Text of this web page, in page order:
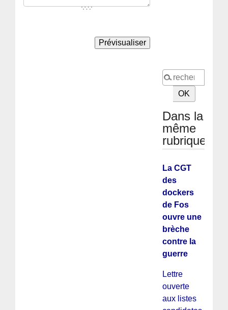
Dans la
même
rubrique
La CGT
des
dockers
de Fos
ouvre une
brèche
contre la
guerre
Lettre
ouverte
aux listes